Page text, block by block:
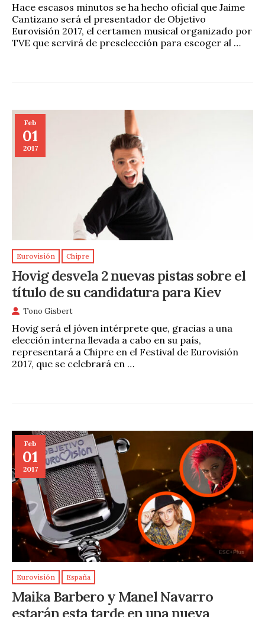
Hace escasos minutos se ha hecho oficial que Jaime
Cantizano será el presentador de Objetivo
Eurovisión 2017, el certamen musical organizado por
TVE que servirá de preselección para escoger al …
Feb
01
2017
Eurovisión Chipre
Hovig desvela 2 nuevas pistas sobre el
título de su candidatura para Kiev
Tono Gisbert
Hovig será el jóven intérprete que, gracias a una
elección interna llevada a cabo en su país,
representará a Chipre en el Festival de Eurovisión
2017, que se celebrará en …
Feb
01
2017
Eurovisión España
Maika Barbero y Manel Navarro
estarán esta tarde en una nueva